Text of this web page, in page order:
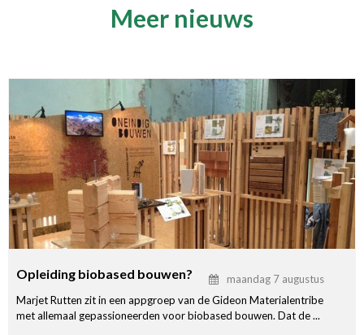
Meer nieuws
Opleiding biobased bouwen?
maandag 7 augustus
Marjet Rutten zit in een appgroep van de Gideon Materialentribe
met allemaal gepassioneerden voor biobased bouwen. Dat de ...